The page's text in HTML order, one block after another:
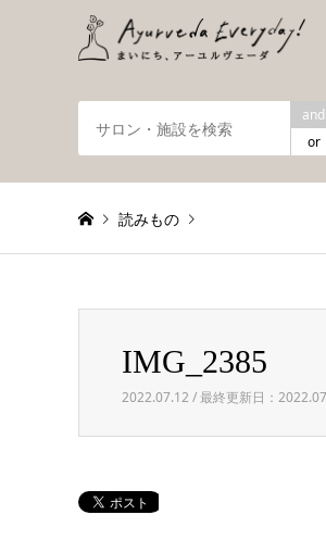
and
or
読みもの
IMG_2385IMG_2385
2022.07.12 / 最終更新日：